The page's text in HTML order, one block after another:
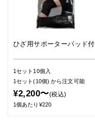
ひざ用サポーターパッド付
1セット10個入
1セット(10個)から注文可能
¥2,200〜(税込)
1個あたり¥220